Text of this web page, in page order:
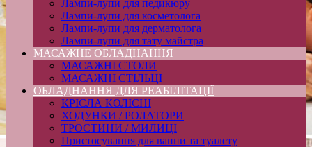
Лампи-лупи для педикюру
Лампи-лупи для косметолога
Лампи-лупи для дерматолога
Лампи-лупи для тату майстра
МАСАЖНЕ ОБЛАДНАННЯ
МАСАЖНІ СТОЛИ
МАСАЖНІ СТІЛЬЦІ
ОБЛАДНАННЯ ДЛЯ РЕАБІЛІТАЦІЇ
КРІСЛА КОЛІСНІ
ХОДУНКИ / РОЛАТОРИ
ТРОСТИНИ / МИЛИЦІ
Пристосування для ванни та туалету